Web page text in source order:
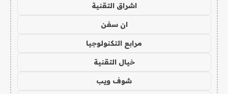
اشراق التقنية
ان سفن
مرابع التكنولوجيا
خيال التقنية
شوف ويب